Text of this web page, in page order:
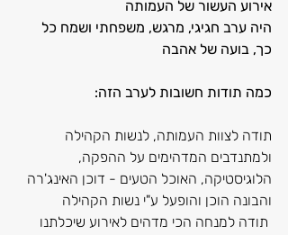
אירוע העשור של העמותה
היה ערב חגיגי, מרגש, משפחתי ושמח כל
כך, בועה של אהבה
כמה תודות חשובות לערב הזה:
תודה לצוות העמותה, לנשות הקהילה
ולמתנדבים המדהימים על ההפקה,
הלוגיסטיקה, האוכל הטעים - דוכן האינג'רה
והבונה הוכן והופעל ע"י נשות הקהילה
תודה למנחה הכי מדהים לאירוע שיכלתנו